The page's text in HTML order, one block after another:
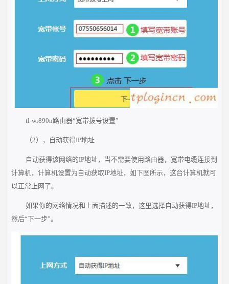
tl-wr890n路由器“宽带拨号设置”
（2），自动获得IP地址
自动获得该网络的IP地址，当不需要使用路由器，宽带电缆连接到
计算机，计算机设置为自动获取IP地址，如下图所示，这台计算机就可
以正常上网了。
如果你的网络情况和上面描述的一致，这里选择自动获得IP地址，
然后“下一步”。